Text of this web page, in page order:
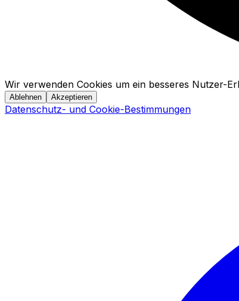
Wir verwenden Cookies um ein besseres Nutzer-
Ablehnen Akzeptieren
Datenschutz- und Cookie-Bestimmungen